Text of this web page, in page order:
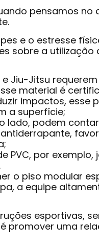
pensamos no
e o estresse
sobre a utilização
Jiu-Jitsu
material é
impactos, esse
a superfície;
lado, podem
PVC, por exemplo,
o piso modular
a equipe
esportivas,
promover uma